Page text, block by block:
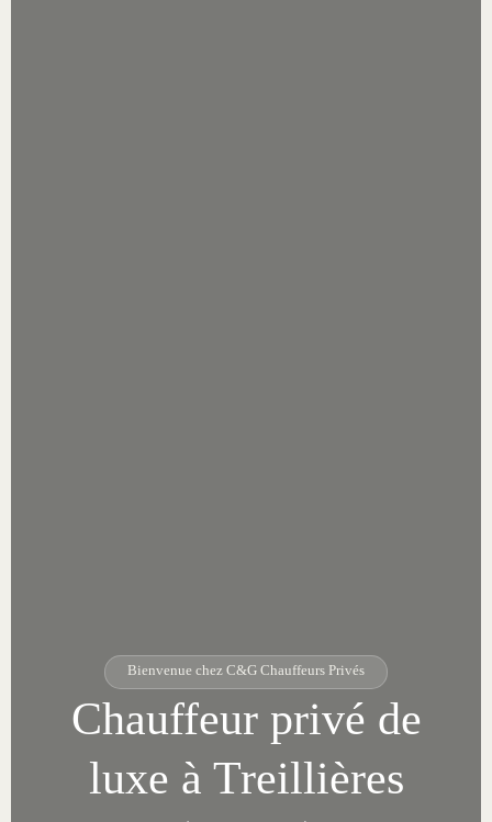
Bienvenue chez C&G Chauffeurs Privés
Chauffeur privé de
luxe à Treillières